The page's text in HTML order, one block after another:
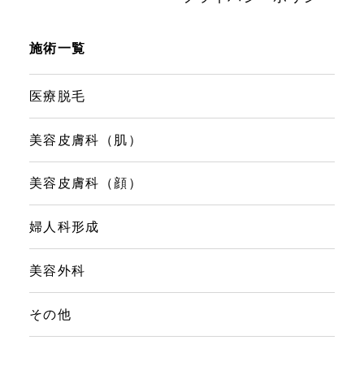
施術一覧
医療脱毛
美容皮膚科（肌）
美容皮膚科（顔）
婦人科形成
美容外科
その他